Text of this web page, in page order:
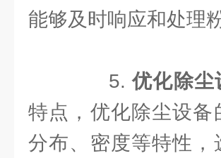
能够及时响应和处理
5.优化除尘
特点，优化除尘设
分布、密度等特性